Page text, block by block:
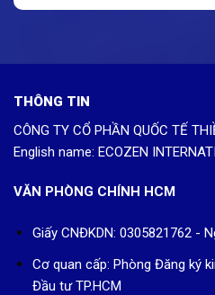
THÔNG TIN
CÔNG TY CỔ PHẦN QUỐC TẾ
English name: ECOZEN
VĂN PHÒNG CHÍNH HCM
Giấy CNĐKDN: 0305821762 -
Cơ quan cấp: Phòng Đăng ký
Đầu tư TP.HCM